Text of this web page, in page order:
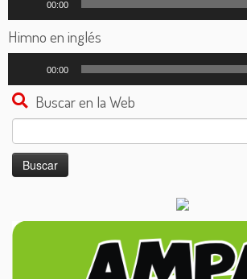
audio
00:00
Himno en inglés
audio
00:00
Buscar en la Web
Buscar: